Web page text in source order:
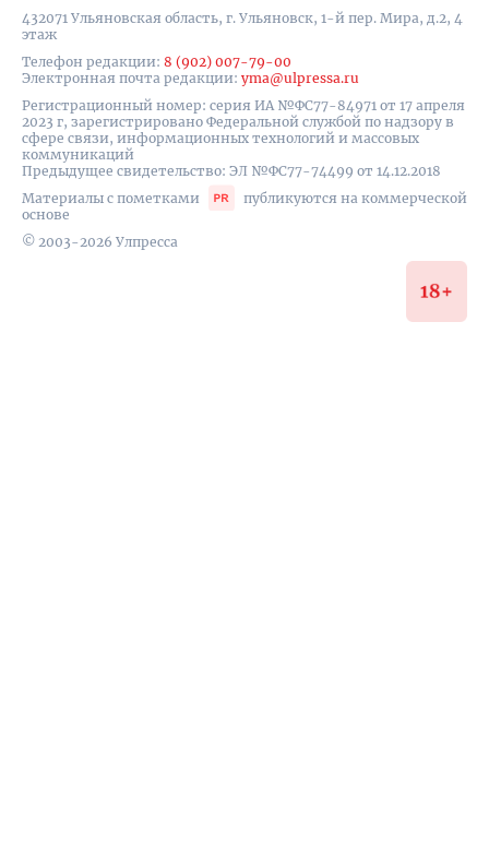
432071 Ульяновская область, г. Ульяновск, 1-й пер. Мира, д.2, 4
этаж
Телефон редакции: 8 (902) 007-79-00
Электронная почта редакции: yma@ulpressa.ru
Регистрационный номер: серия ИА №ФС77-84971 от 17 апреля
2023 г, зарегистрировано Федеральной службой по надзору в
сфере связи, информационных технологий и массовых
коммуникаций
Предыдущее свидетельство: ЭЛ №ФС77-74499 от 14.12.2018
Материалы с пометками
публикуются на коммерческой
основе
© 2003-2026 Улпресса